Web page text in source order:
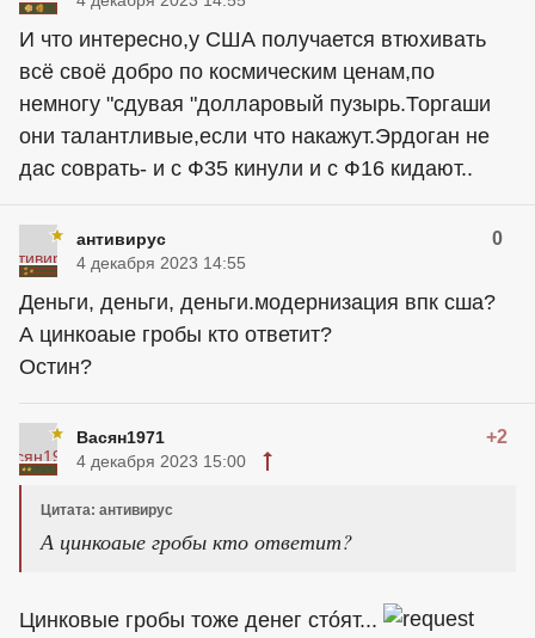
И что интересно,у США получается втюхивать
всё своё добро по космическим ценам,по
немногу "сдувая "долларовый пузырь.Торгаши
они талантливые,если что накажут.Эрдоган не
дас соврать- и с Ф35 кинули и с Ф16 кидают..
антивирус 0
4 декабря 2023 14:55
Деньги, деньги, деньги.модернизация впк сша?
А цинкоаые гробы кто ответит?
Остин?
Васян1971 +2
4 декабря 2023 15:00
Цитата: антивирус
А цинкоаые гробы кто ответит?
Цинковые гробы тоже денег стóят...